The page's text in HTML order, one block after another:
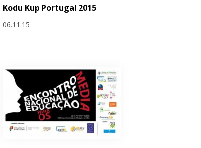
Kodu Kup Portugal 2015
06.11.15